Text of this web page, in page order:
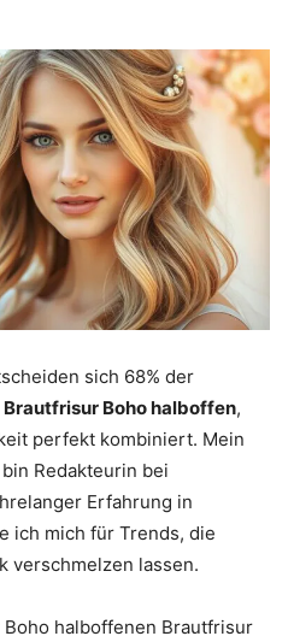
Portal
rund
das
Thema
sich 68% der
Brautfrisur Boho halboffen,
perfekt kombiniert. Mein
Redakteurin bei
Erfahrung in
ich mich für Trends, die
verschmelzen lassen.
halboffenen Brautfrisur